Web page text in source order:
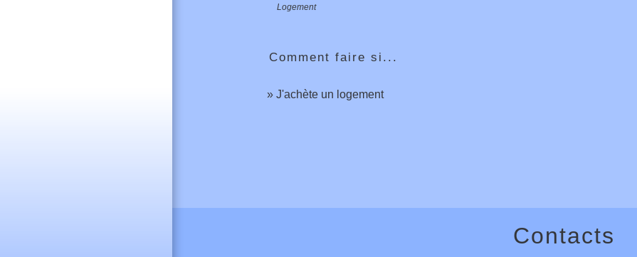
Logement
Comment faire si...
J'achète un logement
Contacts